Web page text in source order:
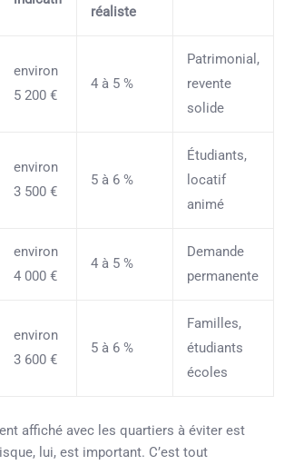
réaliste
environ
5 200 €
4 à 5 %
Patrimonial,
revente
solide
environ
3 500 €
5 à 6 %
Étudiants,
locatif
animé
environ
4 000 €
4 à 5 %
Demande
permanente
environ
3 600 €
5 à 6 %
Familles,
étudiants
écoles
affiché avec les quartiers à éviter est
lui, est important. C’est tout